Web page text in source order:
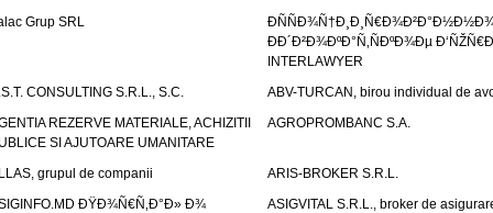
Grup SRL
ÐÐ´Ð²Ð¾ÐºÐ°Ñ‚ÑÐºÐ¾Ðµ
INTERLAWYER
CONSULTING S.R.L., S.C.
ABV-TURCAN, birou individual de
REZERVE MATERIALE, ACHIZITII
SI AJUTOARE UMANITARE
AGROPROMBANC S.A.
grupul de companii
ARIS-BROKER S.R.L.
ÐŸÐ¾Ñ€Ñ‚Ð°Ð» Ð¾
ASIGVITAL S.R.L., broker de